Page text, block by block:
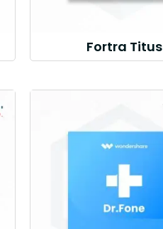
Fortra Titus